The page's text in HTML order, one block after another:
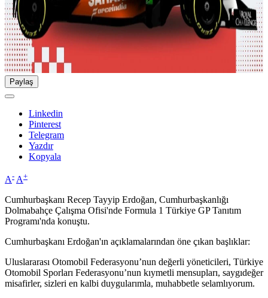
Paylaş
Linkedin
Pinterest
Telegram
Yazdır
Kopyala
A- A+
Cumhurbaşkanı Recep Tayyip Erdoğan, Cumhurbaşkanlığı
Dolmabahçe Çalışma Ofisi'nde Formula 1 Türkiye GP Tanıtım
Programı'nda konuştu.
Cumhurbaşkanı Erdoğan'ın açıklamalarından öne çıkan başlıklar:
Uluslararası Otomobil Federasyonu’nun değerli yöneticileri, Türkiye
Otomobil Sporları Federasyonu’nun kıymetli mensupları, saygıdeğer
misafirler, sizleri en kalbi duygularımla, muhabbetle selamlıyorum.